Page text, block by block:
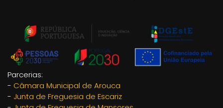
Parcerias:
- Câmara Municipal de Arouca
- Junta de Freguesia de Escariz